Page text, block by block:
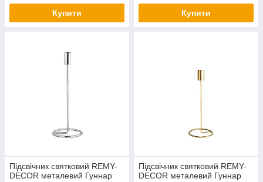
Купити Купити
Підсвічник святковий REMY-
DEСOR металевий Гуннар
Підсвічник святковий REMY-
DEСOR металевий Гуннар